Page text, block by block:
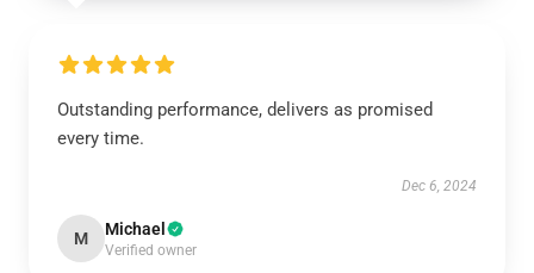
Outstanding performance, delivers as promised
every time.
Dec 6, 2024
M Michael
Verified owner